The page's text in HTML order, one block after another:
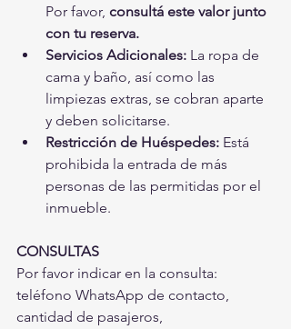
Por favor, consultá este valor junto
con tu reserva.
Servicios Adicionales: La ropa de
cama y baño, así como las
limpiezas extras, se cobran aparte
y deben solicitarse.
Restricción de Huéspedes: Está
prohibida la entrada de más
personas de las permitidas por el
inmueble.
CONSULTAS
Por favor indicar en la consulta:
teléfono WhatsApp de contacto,
cantidad de pasajeros,